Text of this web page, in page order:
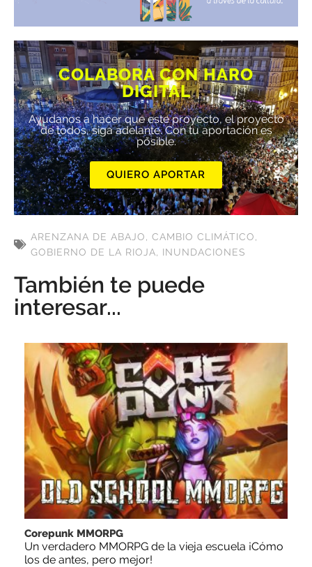
COLABORA CON HARO
DIGITAL
Ayúdanos a hacer que este proyecto, el proyecto
de todos, siga adelante. Con tu aportación es
posible.
QUIERO APORTAR
ARENZANA DE ABAJO, CAMBIO CLIMÁTICO,
GOBIERNO DE LA RIOJA, INUNDACIONES
También te puede
interesar...
Corepunk MMORPG
Un verdadero MMORPG de la vieja escuela ¡Cómo
los de antes, pero mejor!